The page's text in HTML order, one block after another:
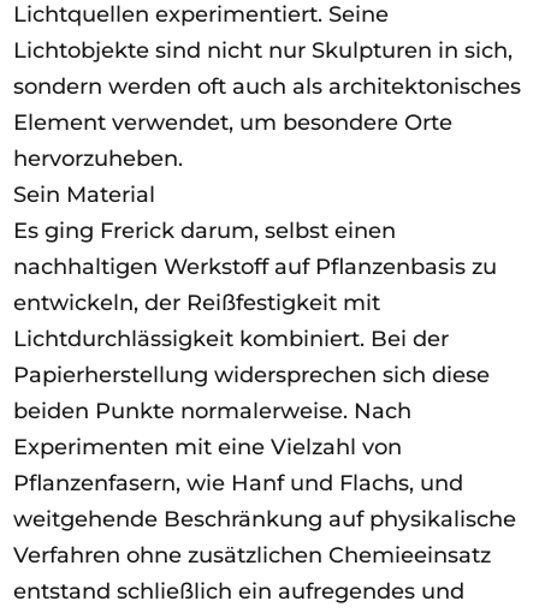
Lichtquellen experimentiert. Seine
Lichtobjekte sind nicht nur Skulpturen in sich,
sondern werden oft auch als architektonisches
Element verwendet, um besondere Orte
hervorzuheben.
Sein Material
Es ging Frerick darum, selbst einen
nachhaltigen Werkstoff auf Pflanzenbasis zu
entwickeln, der Reißfestigkeit mit
Lichtdurchlässigkeit kombiniert. Bei der
Papierherstellung widersprechen sich diese
beiden Punkte normalerweise. Nach
Experimenten mit eine Vielzahl von
Pflanzenfasern, wie Hanf und Flachs, und
weitgehende Beschränkung auf physikalische
Verfahren ohne zusätzlichen Chemieeinsatz
entstand schließlich ein aufregendes und